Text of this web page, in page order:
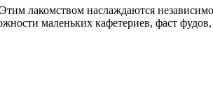
лакомством наслаждаются
маленьких кафетериев, фаст фудов,